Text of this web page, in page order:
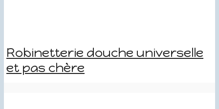
Robinetterie douche universelle
et pas chère